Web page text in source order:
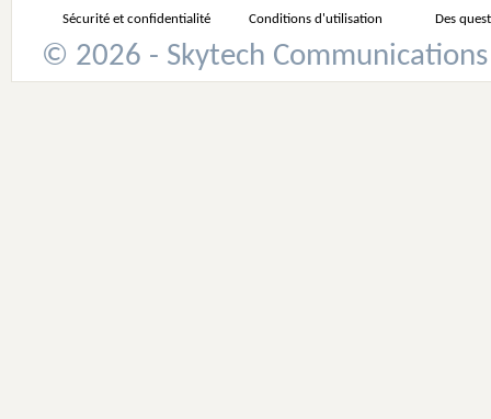
Sécurité et confidentialité
Conditions d'utilisation Des
© 2026 - Skytech Communications